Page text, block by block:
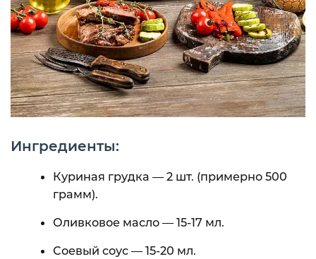
Ингредиенты:
Куриная грудка — 2 шт. (примерно 500
грамм).
Оливковое масло — 15-17 мл.
Соевый соус — 15-20 мл.